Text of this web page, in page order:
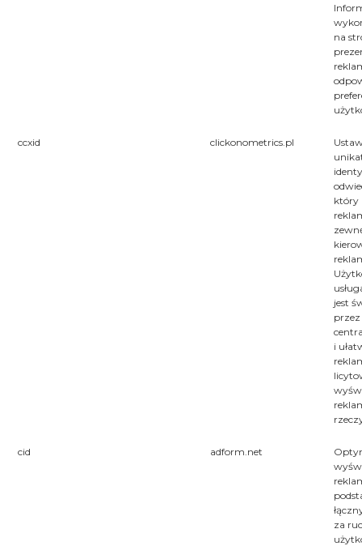
na
ccxid clickonometrics.pl
który
jest
i
cid adform.net
za